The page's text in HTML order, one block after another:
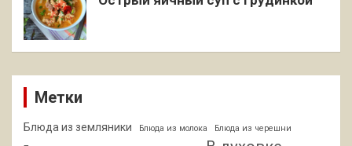
Метки
Блюда из земляники Блюда из молока Блюда из черешни